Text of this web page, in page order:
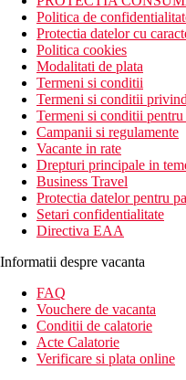
Politica de
Protectia datelor cu
Politica cookies
Modalitati de plata
Termeni si conditii
Termeni si conditii
Termeni si conditii
Campanii si regulamente
Vacante in rate
Drepturi principale in
Business Travel
Protectia datelor pentru
Setari confidentialitate
Directiva EAA
Informatii despre vacanta
FAQ
Vouchere de vacanta
Conditii de calatorie
Acte Calatorie
Verificare si plata online